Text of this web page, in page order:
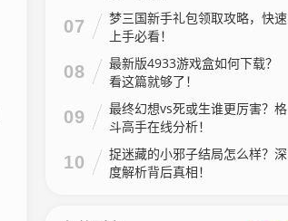
07
梦三国新手礼包领取攻略，快速
上手必看！
08
最新版4933游戏盒如何下载？
看这篇就够了！
09
最终幻想vs死或生谁更厉害？格
斗高手在线分析！
10
捉迷藏的小邪子结局怎么样？深
度解析背后真相！